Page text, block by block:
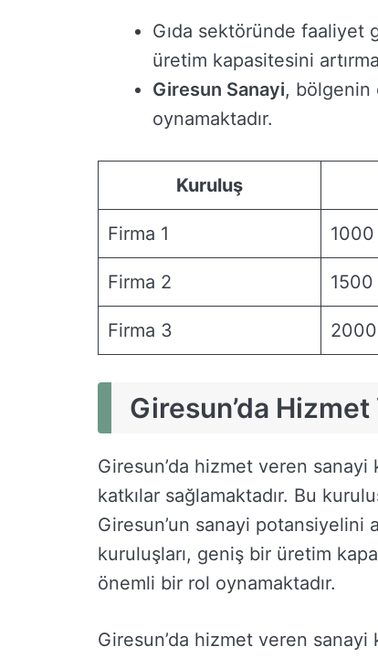
Gıda sektöründe faaliyet
üretim kapasitesini
Giresun Sanayi, bölgenin
oynamaktadır.
Kuruluş
Firma 1
Firma 2
Firma 3
Giresun’da
Giresun’da hizmet veren sanayi
katkılar sağlamaktadır. Bu
Giresun’un sanayi potansiyelini
kuruluşları, geniş bir üretim
önemli bir rol oynamaktadır.
Giresun’da hizmet veren sanayi